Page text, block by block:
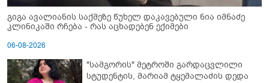
გიგა ავალიანის საქმეზე წუხელ დაკავებული ნია იმნაძე
კლინიკაში რჩება - რას აცხადებენ ექიმები
06-08-2026
"სამგორის" მეტროში გარდაცვლილი
სტუდენტის, მარიამ ტყემალაძის დედა